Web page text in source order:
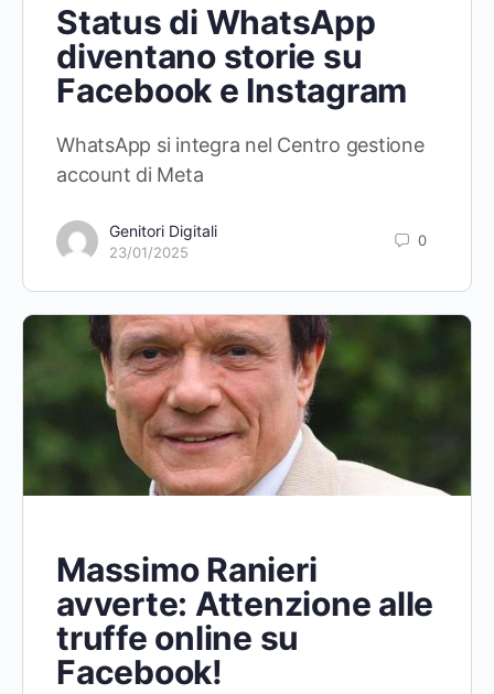
Status di WhatsApp
diventano storie su
Facebook e Instagram
WhatsApp si integra nel Centro gestione
account di Meta
Genitori Digitali
23/01/2025
0
Massimo Ranieri
avverte: Attenzione alle
truffe online su
Facebook!